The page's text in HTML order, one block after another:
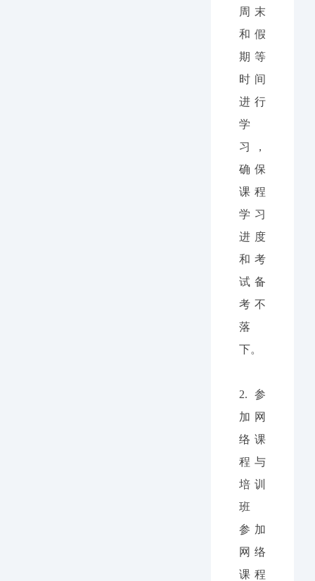
周末
和假
期等
时间
进行
学
习，
确保
课程
学习
进度
和考
试备
考不
落
下。
2. 参
加网
络课
程与
培训
班
参加
网络
课程